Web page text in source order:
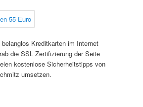
Kreditkarten im Internet
die SSL Zertifizierung der Seite
kostenlose Sicherheitstipps von
umsetzen.